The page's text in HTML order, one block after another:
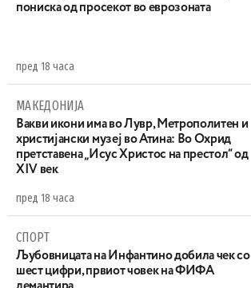
пониска од просекот во еврозоната
пред 18 часа
МАКЕДОНИЈА
Вакви икони има во Лувр, Метрополитен и
христијански музеј во Атина: Во Охрид
претставена „Исус Христос на престол“ од
XIV век
пред 18 часа
СПОРТ
Љубовницата на Инфантино добила чек со
шест цифри, првиот човек на ФИФА